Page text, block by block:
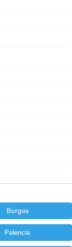
Burgos
Palencia